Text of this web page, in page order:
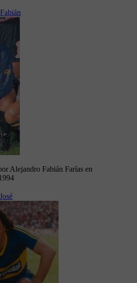
Alejandro Fabián Farías en